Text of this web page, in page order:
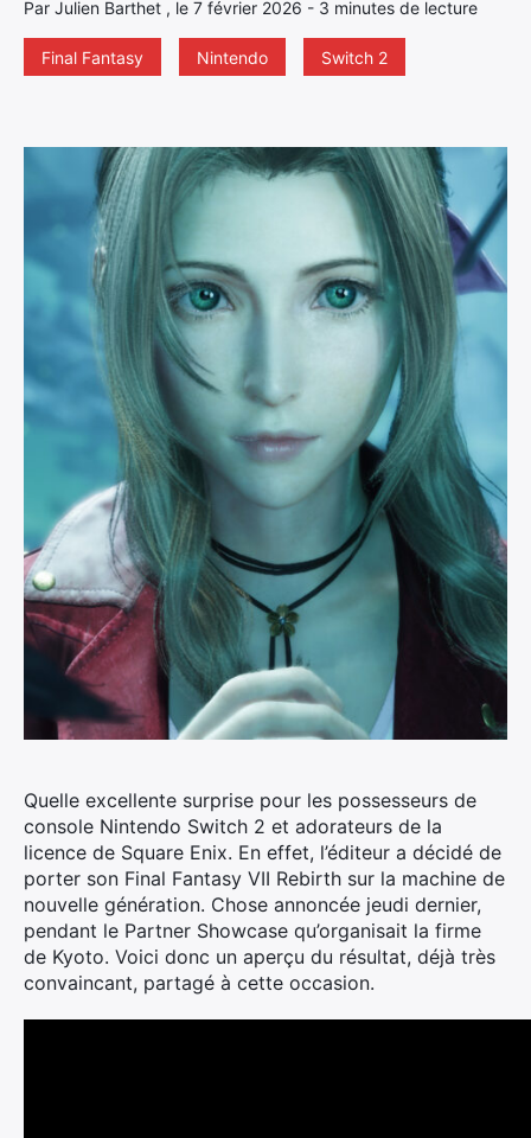
Par Julien Barthet , le 7 février 2026 - 3 minutes de lecture
Final Fantasy Nintendo Switch 2
Quelle excellente surprise pour les possesseurs de
console Nintendo Switch 2 et adorateurs de la
licence de Square Enix. En effet, l’éditeur a décidé de
porter son Final Fantasy VII Rebirth sur la machine de
nouvelle génération. Chose annoncée jeudi dernier,
pendant le Partner Showcase qu’organisait la firme
de Kyoto. Voici donc un aperçu du résultat, déjà très
convaincant, partagé à cette occasion.